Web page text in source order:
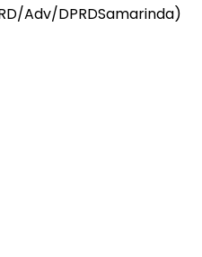
Adv/DPRDSamarinda)